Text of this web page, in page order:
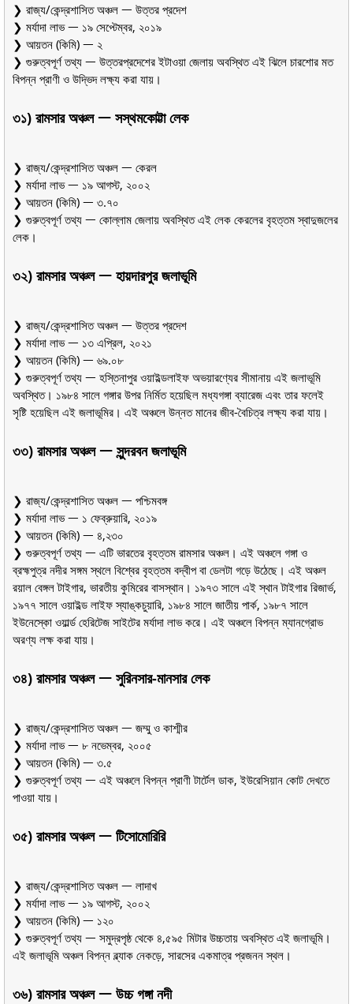
❯ রাজ্য/কেন্দ্রশাসিত অঞ্চল ᅳ উত্তর প্রদেশ
❯ মর্যাদা লাভ ᅳ ১৯ সেপ্টেম্বর, ২০১৯
❯ আয়তন (কিমি) ᅳ ২
❯ গুরুত্বপূর্ণ তথ্য ᅳ উত্তরপ্রদেশের ইটাওয়া জেলায় অবস্থিত এই ঝিলে চারশোর মত
বিপন্ন প্রাণী ও উদ্ভিদ লক্ষ্য করা যায়।
৩১) রামসার অঞ্চল ᅳ সস্থমকোট্টা লেক
❯ রাজ্য/কেন্দ্রশাসিত অঞ্চল ᅳ কেরল
❯ মর্যাদা লাভ ᅳ ১৯ আগস্ট, ২০০২
❯ আয়তন (কিমি) ᅳ ৩.৭০
❯ গুরুত্বপূর্ণ তথ্য ᅳ কোল্লাম জেলায় অবস্থিত এই লেক কেরলের বৃহত্তম স্বাদুজলের
লেক।
৩২) রামসার অঞ্চল ᅳ হায়দারপুর জলাভূমি
❯ রাজ্য/কেন্দ্রশাসিত অঞ্চল ᅳ উত্তর প্রদেশ
❯ মর্যাদা লাভ ᅳ ১৩ এপ্রিল, ২০২১
❯ আয়তন (কিমি) ᅳ ৬৯.০৮
❯ গুরুত্বপূর্ণ তথ্য ᅳ হস্তিনাপুর ওয়াইল্ডলাইফ অভয়ারণ্যের সীমানায় এই জলাভূমি
অবস্থিত। ১৯৮৪ সালে গঙ্গার উপর নির্মিত হয়েছিল মধ্যগঙ্গা ব্যারেজ এবং তার ফলেই
সৃষ্টি হয়েছিল এই জলাভূমির। এই অঞ্চলে উন্নত মানের জীব-বৈচিত্র লক্ষ্য করা যায়।
৩৩) রামসার অঞ্চল ᅳ সুন্দরবন জলাভূমি
❯ রাজ্য/কেন্দ্রশাসিত অঞ্চল ᅳ পশ্চিমবঙ্গ
❯ মর্যাদা লাভ ᅳ ১ ফেব্রুয়ারি, ২০১৯
❯ আয়তন (কিমি) ᅳ ৪,২৩০
❯ গুরুত্বপূর্ণ তথ্য ᅳ এটি ভারতের বৃহত্তম রামসার অঞ্চল। এই অঞ্চলে গঙ্গা ও
ব্রহ্মপুত্র নদীর সঙ্গম স্থলে বিশ্বের বৃহত্তম বদ্বীপ বা ডেলটা গড়ে উঠেছে। এই অঞ্চল
রয়াল বেঙ্গল টাইগার, ভারতীয় কুমিরের বাসস্থান। ১৯৭৩ সালে এই স্থান টাইগার রিজার্ভ,
১৯৭৭ সালে ওয়াইল্ড লাইফ স্যাঙ্কচুয়ারি, ১৯৮৪ সালে জাতীয় পার্ক, ১৯৮৭ সালে
ইউনেস্কো ওয়ার্ল্ড হেরিটেজ সাইটের মর্যাদা লাভ করে। এই অঞ্চলে বিপন্ন ম্যানগ্রোভ
অরণ্য লক্ষ করা যায়।
৩৪) রামসার অঞ্চল ᅳ সুরিনসার-মানসার লেক
❯ রাজ্য/কেন্দ্রশাসিত অঞ্চল ᅳ জম্মু ও কাশ্মীর
❯ মর্যাদা লাভ ᅳ ৮ নভেম্বর, ২০০৫
❯ আয়তন (কিমি) ᅳ ৩.৫
❯ গুরুত্বপূর্ণ তথ্য ᅳ এই অঞ্চলে বিপন্ন প্রাণী টার্টেল ডাক, ইউরেসিয়ান কোট দেখতে
পাওয়া যায়।
৩৫) রামসার অঞ্চল ᅳ টিসোমোরিরি
❯ রাজ্য/কেন্দ্রশাসিত অঞ্চল ᅳ লাদাখ
❯ মর্যাদা লাভ ᅳ ১৯ আগস্ট, ২০০২
❯ আয়তন (কিমি) ᅳ ১২০
❯ গুরুত্বপূর্ণ তথ্য ᅳ সমুদ্রপৃষ্ঠ থেকে ৪,৫৯৫ মিটার উচ্চতায় অবস্থিত এই জলাভূমি।
এই জলাভূমি অঞ্চল বিপন্ন ব্ল্যাক নেকড়ে, সারসের একমাত্র প্রজনন স্থল।
৩৬) রামসার অঞ্চল ᅳ উচ্চ গঙ্গা নদী